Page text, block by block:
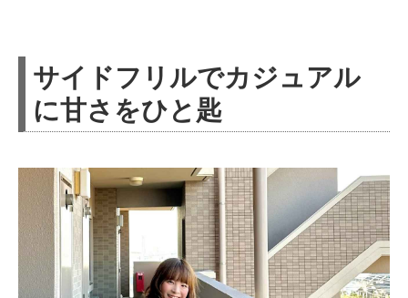
サイドフリルでカジュアル
に甘さをひと匙